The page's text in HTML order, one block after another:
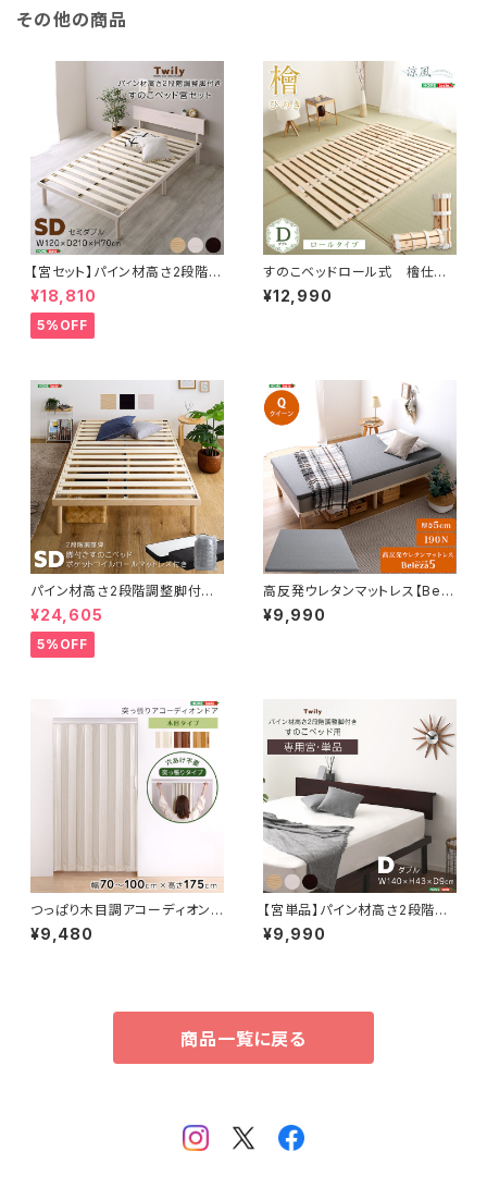
その他の商品
【宮セット】パイン材高さ2段階調
整脚付きすのこベッド(セミダブ
ル) ASP-HP-02SD
¥18,810
5%OFF
すのこベッドロール式 檜仕様
(ダブル)【涼風】 HNK-R-D
¥12,990
パイン材高さ2段階調整脚付き
すのこベッド ポケットコイルマッ
トレスセット(セミダブル) ASP-
SRM-SD
¥24,605
5%OFF
高反発ウレタンマットレス【Bele
za5-ベレーザ・ファイブ-】(クイ
ーン) ORM-05Q
¥9,990
つっぱり木目調アコーディオンド
ア 100×175cm SH-16-TA
D
¥9,480
【宮単品】パイン材高さ2段階調
整脚付きすのこベッド用(ダブル)
HP-02D
¥9,990
商品一覧に戻る